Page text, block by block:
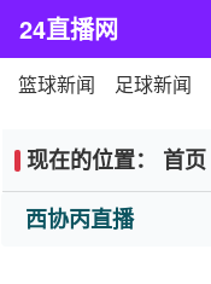
24直播网
篮球新闻 足球新闻
现在的位置： 首页
西协丙直播